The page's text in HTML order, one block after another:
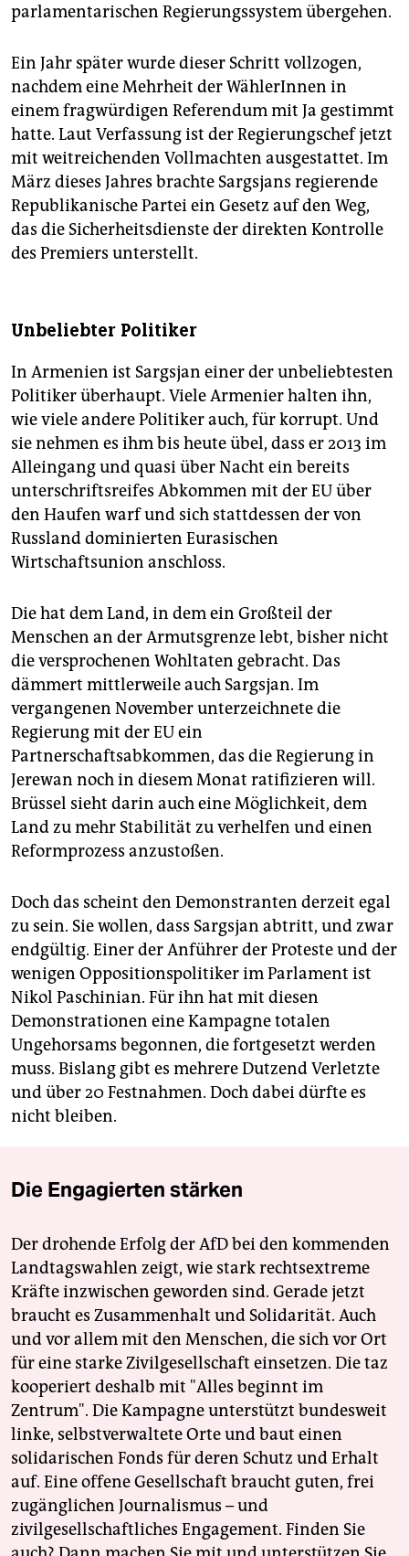
parlamentarischen Regierungssystem übergehen.
Ein Jahr später wurde dieser Schritt vollzogen,
nachdem eine Mehrheit der WählerInnen in
einem fragwürdigen Referendum mit Ja gestimmt
hatte. Laut Verfassung ist der Regierungschef jetzt
mit weitreichenden Vollmachten ausgestattet. Im
März dieses Jahres brachte Sargsjans regierende
Republikanische Partei ein Gesetz auf den Weg,
das die Sicherheitsdienste der direkten Kontrolle
des Premiers unterstellt.
Unbeliebter Politiker
In Armenien ist Sargsjan einer der unbeliebtesten
Politiker überhaupt. Viele Armenier halten ihn,
wie viele andere Politiker auch, für korrupt. Und
sie nehmen es ihm bis heute übel, dass er 2013 im
Alleingang und quasi über Nacht ein bereits
unterschriftsreifes Abkommen mit der EU über
den Haufen warf und sich stattdessen der von
Russland dominierten Eurasischen
Wirtschaftsunion anschloss.
Die hat dem Land, in dem ein Großteil der
Menschen an der Armutsgrenze lebt, bisher nicht
die versprochenen Wohltaten gebracht. Das
dämmert mittlerweile auch Sargsjan. Im
vergangenen November unterzeichnete die
Regierung mit der EU ein
Partnerschaftsabkommen, das die Regierung in
Jerewan noch in diesem Monat ratifizieren will.
Brüssel sieht darin auch eine Möglichkeit, dem
Land zu mehr Stabilität zu verhelfen und einen
Reformprozess anzustoßen.
Doch das scheint den Demonstranten derzeit egal
zu sein. Sie wollen, dass Sargsjan abtritt, und zwar
endgültig. Einer der Anführer der Proteste und der
wenigen Oppositionspolitiker im Parlament ist
Nikol Paschinian. Für ihn hat mit diesen
Demonstrationen eine Kampagne totalen
Ungehorsams begonnen, die fortgesetzt werden
muss. Bislang gibt es mehrere Dutzend Verletzte
und über 20 Festnahmen. Doch dabei dürfte es
nicht bleiben.
Die Engagierten stärken
Der drohende Erfolg der AfD bei den kommenden
Landtagswahlen zeigt, wie stark rechtsextreme
Kräfte inzwischen geworden sind. Gerade jetzt
braucht es Zusammenhalt und Solidarität. Auch
und vor allem mit den Menschen, die sich vor Ort
für eine starke Zivilgesellschaft einsetzen. Die taz
kooperiert deshalb mit "Alles beginnt im
Zentrum". Die Kampagne unterstützt bundesweit
linke, selbstverwaltete Orte und baut einen
solidarischen Fonds für deren Schutz und Erhalt
auf. Eine offene Gesellschaft braucht guten, frei
zugänglichen Journalismus – und
zivilgesellschaftliches Engagement. Finden Sie